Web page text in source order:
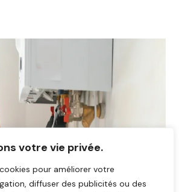
votre vie privée.
pour améliorer votre
diffuser des publicités ou des